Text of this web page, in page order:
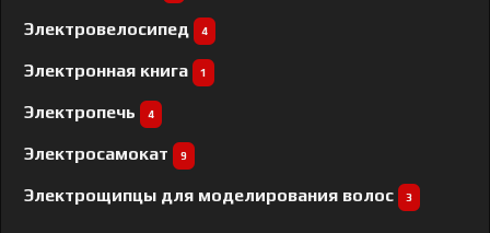
Электровелосипед 4
Электронная книга 1
Электропечь 4
Электросамокат 9
Электрощипцы для моделирования волос 3